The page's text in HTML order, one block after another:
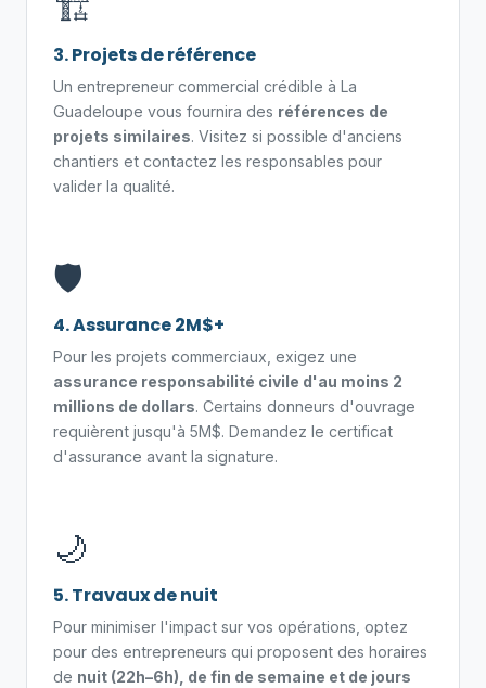
3. Projets de référence
Un entrepreneur commercial crédible à La
Guadeloupe vous fournira des références de
projets similaires. Visitez si possible d'anciens
chantiers et contactez les responsables pour
valider la qualité.
🛡️
4. Assurance 2M$+
Pour les projets commerciaux, exigez une
assurance responsabilité civile d'au moins 2
millions de dollars. Certains donneurs d'ouvrage
requièrent jusqu'à 5M$. Demandez le certificat
d'assurance avant la signature.
🌙
5. Travaux de nuit
Pour minimiser l'impact sur vos opérations, optez
pour des entrepreneurs qui proposent des horaires
de nuit (22h–6h), de fin de semaine et de jours